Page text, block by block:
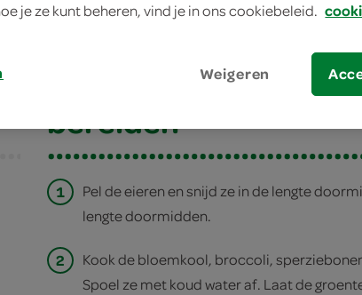
bereiden
1
Pel de eieren en snijd ze in de lengte
lengte doormidden.
2
Kook de bloemkool, broccoli,
Spoel ze met koud water af. Laat de
je ze kunt beheren, vind je in ons cookiebeleid.
Weigeren